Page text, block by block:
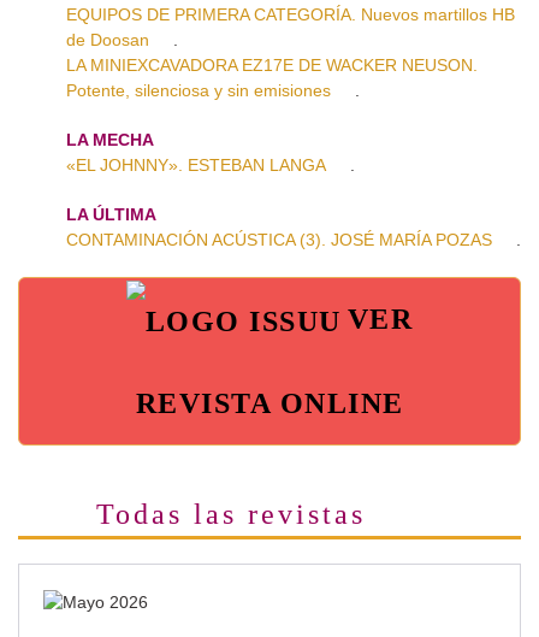
EQUIPOS DE PRIMERA CATEGORÍA. Nuevos martillos HB
de Doosan
LA MINIEXCAVADORA EZ17E DE WACKER NEUSON.
Potente, silenciosa y sin emisiones
LA MECHA
«EL JOHNNY». ESTEBAN LANGA
LA ÚLTIMA
CONTAMINACIÓN ACÚSTICA (3). JOSÉ MARÍA POZAS
VER
REVISTA ONLINE
Todas las revistas